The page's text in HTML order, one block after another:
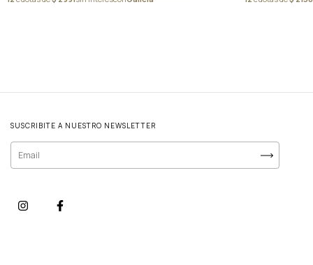
SUSCRIBITE A NUESTRO NEWSLETTER